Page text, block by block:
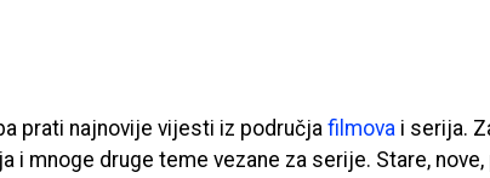
prati najnovije vijesti iz područja filmova i serija.
i mnoge druge teme vezane za serije. Stare,